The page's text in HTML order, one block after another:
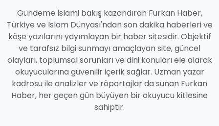
Gündeme İslami bakış kazandıran Furkan Haber,
Türkiye ve İslam Dünyası'ndan son dakika haberleri ve
köşe yazılarını yayımlayan bir haber sitesidir. Objektif
ve tarafsız bilgi sunmayı amaçlayan site, güncel
olayları, toplumsal sorunları ve dini konuları ele alarak
okuyucularına güvenilir içerik sağlar. Uzman yazar
kadrosu ile analizler ve röportajlar da sunan Furkan
Haber, her geçen gün büyüyen bir okuyucu kitlesine
sahiptir.